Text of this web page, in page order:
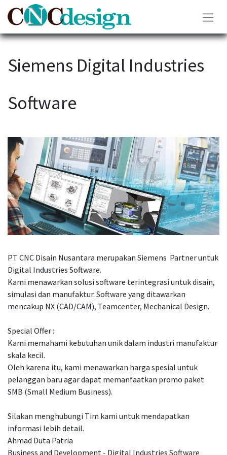
Siemens Digital Industries
Software
PT CNC Disain Nusantara merupakan Siemens Partner untuk
Digital Industries Software.
Kami menawarkan solusi software terintegrasi untuk disain,
simulasi dan manufaktur. Software yang ditawarkan
mencakup NX (CAD/CAM), Teamcenter, Mechanical Design.
Special Offer :
Kami memahami kebutuhan unik dalam industri manufaktur
skala kecil.
Oleh karena itu, kami menawarkan harga spesial untuk
pelanggan baru agar dapat memanfaatkan promo paket
SMB (Small Medium Business).
Silakan menghubungi Tim kami untuk mendapatkan
informasi lebih detail.
Ahmad Duta Patria
Business and Development - Digital Industries Software